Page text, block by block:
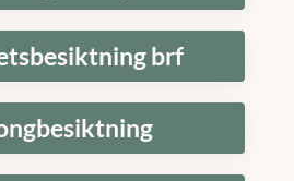
brf